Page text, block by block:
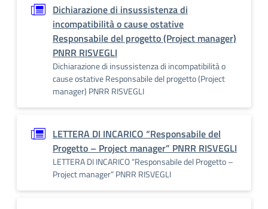
Dichiarazione di insussistenza di
incompatibilità o cause ostative
Responsabile del progetto (Project manager)
PNRR RISVEGLI
Dichiarazione di insussistenza di incompatibilità o
cause ostative Responsabile del progetto (Project
manager) PNRR RISVEGLI
LETTERA DI INCARICO “Responsabile del
Progetto – Project manager” PNRR RISVEGLI
LETTERA DI INCARICO “Responsabile del Progetto –
Project manager” PNRR RISVEGLI